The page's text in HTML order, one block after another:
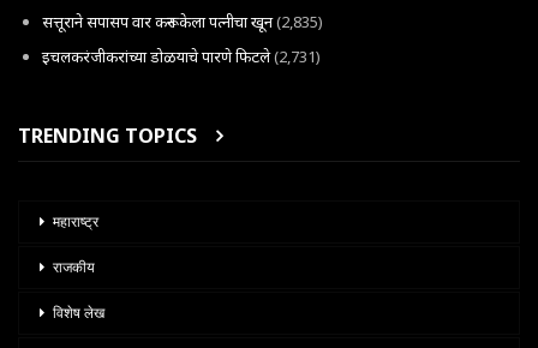
सत्तूराने सपासप वार करून केला पत्नीचा खून(2,835)
इचलकरंजीकरांच्या डोळयाचे पारणे फिटले(2,731)
TRENDING TOPICS
महाराष्ट्र
राजकीय
विशेष लेख